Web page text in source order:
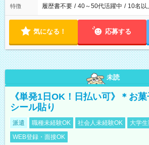
特徴 履歴書不要 / 40～50代活躍中 / 10名以
気になる！ 応募する
未読
《単発1日OK！日払い可》＊お
シール貼り
派遣 職種未経験OK 社会人未経験OK 大学
WEB登録・面接OK